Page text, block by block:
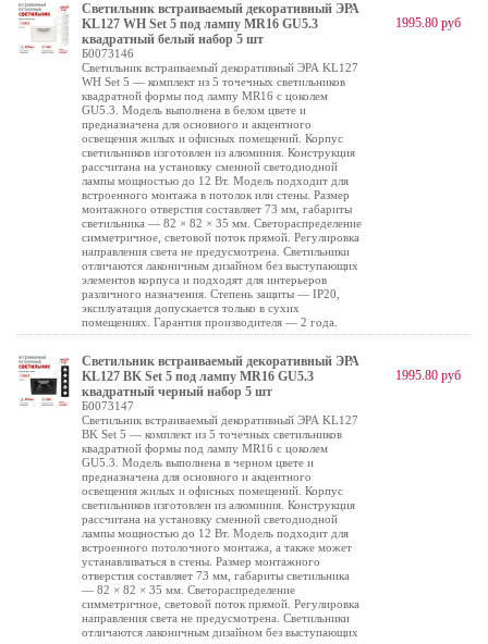
Светильник встраиваемый декоративный ЭРА
KL127 WH Set 5 под лампу MR16 GU5.3
квадратный белый набор 5 шт
Б0073146
Светильник встраиваемый декоративный ЭРА KL127
WH Set 5 — комплект из 5 точечных светильников
квадратной формы под лампу MR16 с цоколем
GU5.3. Модель выполнена в белом цвете и
предназначена для основного и акцентного
освещения жилых и офисных помещений. Корпус
светильников изготовлен из алюминия. Конструкция
рассчитана на установку сменной светодиодной
лампы мощностью до 12 Вт. Модель подходит для
встроенного монтажа в потолок или стены. Размер
монтажного отверстия составляет 73 мм, габариты
светильника — 82 × 82 × 35 мм. Светораспределение
симметричное, световой поток прямой. Регулировка
направления света не предусмотрена. Светильники
отличаются лаконичным дизайном без выступающих
элементов корпуса и подходят для интерьеров
различного назначения. Степень защиты — IP20,
эксплуатация допускается только в сухих
помещениях. Гарантия производителя — 2 года.
1995.80 руб
Светильник встраиваемый декоративный ЭРА
KL127 BK Set 5 под лампу MR16 GU5.3
квадратный черный набор 5 шт
Б0073147
Светильник встраиваемый декоративный ЭРА KL127
BK Set 5 — комплект из 5 точечных светильников
квадратной формы под лампу MR16 с цоколем
GU5.3. Модель выполнена в черном цвете и
предназначена для основного и акцентного
освещения жилых и офисных помещений. Корпус
светильников изготовлен из алюминия. Конструкция
рассчитана на установку сменной светодиодной
лампы мощностью до 12 Вт. Модель подходит для
встроенного потолочного монтажа, а также может
устанавливаться в стены. Размер монтажного
отверстия составляет 73 мм, габариты светильника
— 82 × 82 × 35 мм. Светораспределение
симметричное, световой поток прямой. Регулировка
направления света не предусмотрена. Светильники
отличаются лаконичным дизайном без выступающих
1995.80 руб